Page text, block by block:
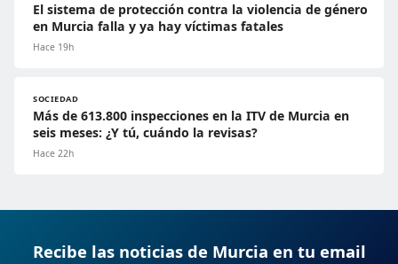
El sistema de protección contra la violencia de género
en Murcia falla y ya hay víctimas fatales
Hace 19h
SOCIEDAD
Más de 613.800 inspecciones en la ITV de Murcia en
seis meses: ¿Y tú, cuándo la revisas?
Hace 22h
Recibe las noticias de Murcia en tu email